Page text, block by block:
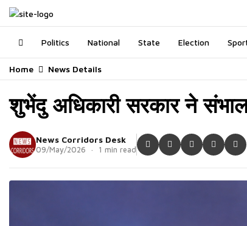
Politics National State Election
Home News Details
शुभेंदु अधिकारी सरकार ने
News Corridors Desk
09/May/2026 · 1 min read